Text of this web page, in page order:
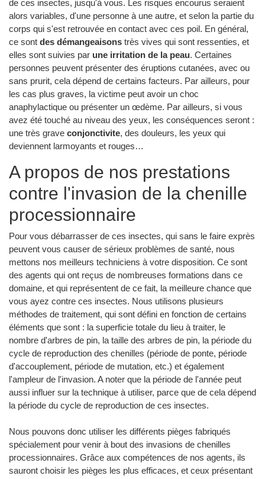
de ces insectes, jusqu'à vous. Les risques encourus seraient
alors variables, d'une personne à une autre, et selon la partie du
corps qui s'est retrouvée en contact avec ces poil. En général,
ce sont des démangeaisons très vives qui sont ressenties, et
elles sont suivies par une irritation de la peau. Certaines
personnes peuvent présenter des éruptions cutanées, avec ou
sans prurit, cela dépend de certains facteurs. Par ailleurs, pour
les cas plus graves, la victime peut avoir un choc
anaphylactique ou présenter un œdème. Par ailleurs, si vous
avez été touché au niveau des yeux, les conséquences seront :
une très grave conjonctivite, des douleurs, les yeux qui
deviennent larmoyants et rouges…
A propos de nos prestations
contre l'invasion de la chenille
processionnaire
Pour vous débarrasser de ces insectes, qui sans le faire exprès
peuvent vous causer de sérieux problèmes de santé, nous
mettons nos meilleurs techniciens à votre disposition. Ce sont
des agents qui ont reçus de nombreuses formations dans ce
domaine, et qui représentent de ce fait, la meilleure chance que
vous ayez contre ces insectes. Nous utilisons plusieurs
méthodes de traitement, qui sont défini en fonction de certains
éléments que sont : la superficie totale du lieu à traiter, le
nombre d'arbres de pin, la taille des arbres de pin, la période du
cycle de reproduction des chenilles (période de ponte, période
d'accouplement, période de mutation, etc.) et également
l'ampleur de l'invasion. A noter que la période de l'année peut
aussi influer sur la technique à utiliser, parce que de cela dépend
la période du cycle de reproduction de ces insectes.
Nous pouvons donc utiliser les différents pièges fabriqués
spécialement pour venir à bout des invasions de chenilles
processionnaires. Grâce aux compétences de nos agents, ils
sauront choisir les pièges les plus efficaces, et ceux présentant